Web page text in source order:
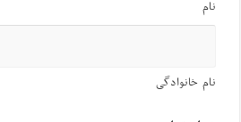
نام
نام خانوادگی